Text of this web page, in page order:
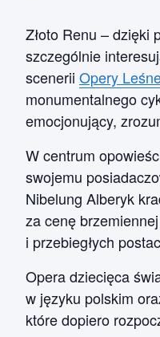
Złoto Renu – dzięki
szczególnie
scenerii Opery
monumentalnego
emocjonujący,
W centrum
swojemu
Nibelung Alberyk
za cenę
i przebiegłych
Opera dziecięca
w języku polskim
które dopiero